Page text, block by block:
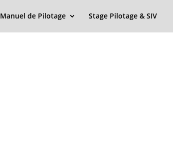
Manuel de Pilotage Stage Pilotage & SIV